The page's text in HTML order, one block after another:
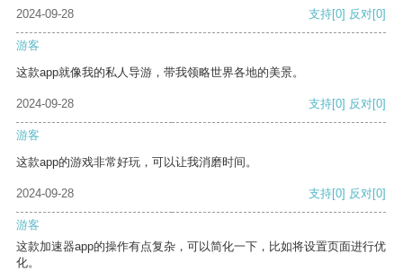
2024-09-28
支持[0] 反对[0]
游客
这款app就像我的私人导游，带我领略世界各地的美景。
2024-09-28 支持[0] 反对[0]
游客
这款app的游戏非常好玩，可以让我消磨时间。
2024-09-28 支持[0] 反对[0]
游客
这款加速器app的操作有点复杂，可以简化一下，比如将设置页面进行优
化。